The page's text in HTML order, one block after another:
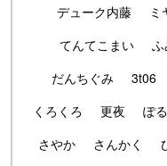
デューク内藤
ミ
てんてこまい
だんちぐみ
3t06
くろくろ
更夜 ぽ
さやか
さんかく